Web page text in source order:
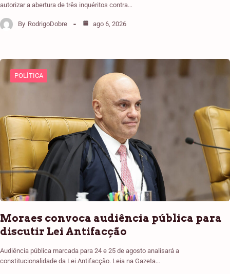
autorizar a abertura de três inquéritos contra…
By RodrigoDobre ago 6, 2026
POLÍTICA
Moraes convoca audiência pública para
discutir Lei Antifacção
Audiência pública marcada para 24 e 25 de agosto analisará a
constitucionalidade da Lei Antifacção. Leia na Gazeta…